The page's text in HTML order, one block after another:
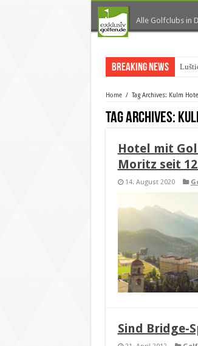
Alle Golfclubs in
Breaking News
Home / Tag Archives: Kulm
Tag Archives:
Hotel mit
Moritz seit
14. August 2020
Sind Bridge-